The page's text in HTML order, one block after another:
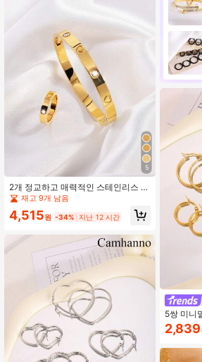
5
2개 정교하고 매력적인 스테인리스 스
틸 하트 팔찌 & 반지 세트, 여자친구,
발렌타인 데이, 어머니 날을 위한 이상
적인 선물
재고 9개 남음
4,515원 -34% 지난 12 시간
5쌍 미니
운드 후
2,839